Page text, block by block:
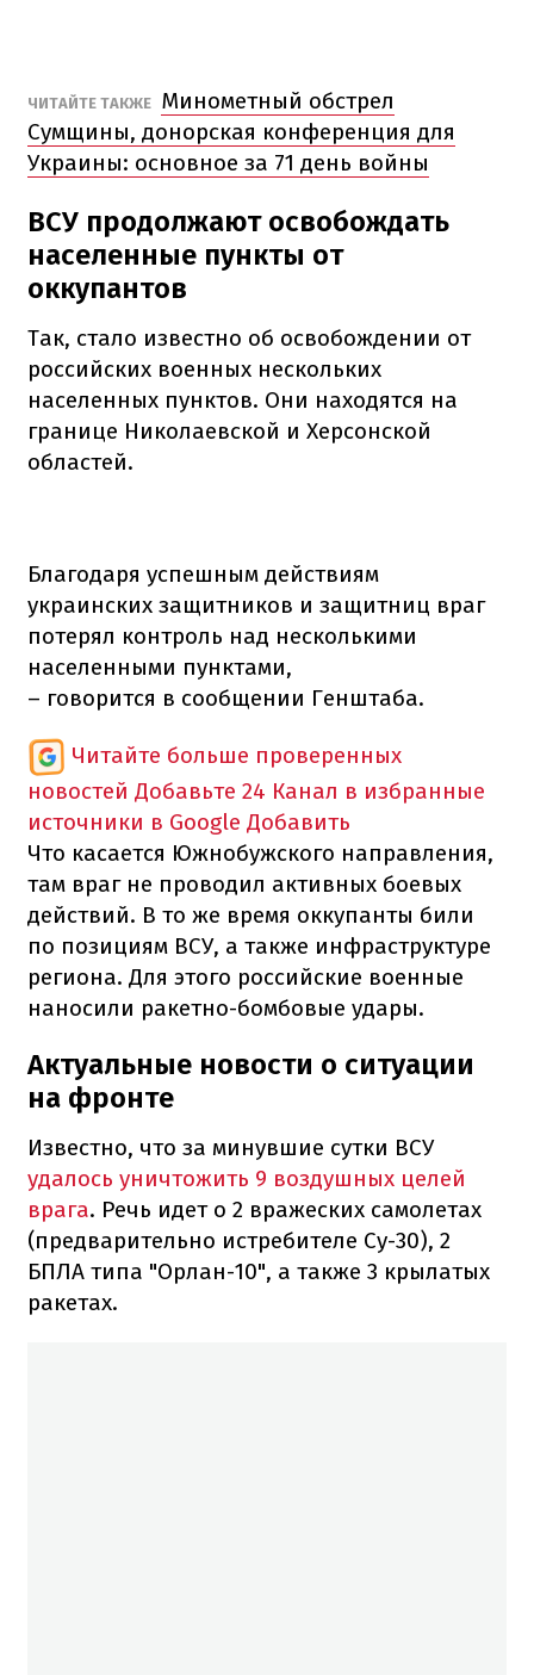
ЧИТАЙТЕ ТАКЖЕ Минометный обстрел
Сумщины, донорская конференция для
Украины: основное за 71 день войны
ВСУ продолжают освобождать
населенные пункты от
оккупантов
Так, стало известно об освобождении от
российских военных нескольких
населенных пунктов. Они находятся на
границе Николаевской и Херсонской
областей.
Благодаря успешным действиям
украинских защитников и защитниц враг
потерял контроль над несколькими
населенными пунктами,
– говорится в сообщении Генштаба.
Читайте больше проверенных
новостей Добавьте 24 Канал в избранные
источники в Google Добавить
Что касается Южнобужского направления,
там враг не проводил активных боевых
действий. В то же время оккупанты били
по позициям ВСУ, а также инфраструктуре
региона. Для этого российские военные
наносили ракетно-бомбовые удары.
Актуальные новости о ситуации
на фронте
Известно, что за минувшие сутки ВСУ
удалось уничтожить 9 воздушных целей
врага. Речь идет о 2 вражеских самолетах
(предварительно истребителе Су-30), 2
БПЛА типа "Орлан-10", а также 3 крылатых
ракетах.